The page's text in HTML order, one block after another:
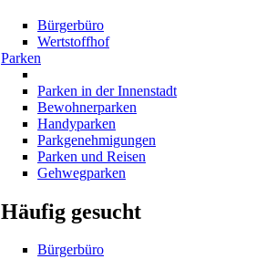
Bürgerbüro
Wertstoffhof
Parken
Parken in der Innenstadt
Bewohnerparken
Handyparken
Parkgenehmigungen
Parken und Reisen
Gehwegparken
Häufig gesucht
Bürgerbüro